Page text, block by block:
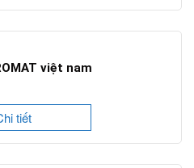
việt nam
tiết